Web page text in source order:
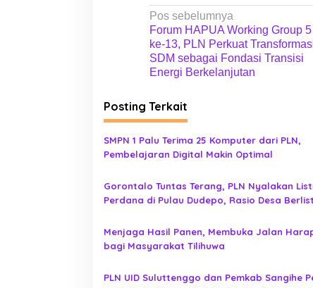
U
p
T
h
e
D
N
a
v
i
g
a
s
i
o
Pos sebelumnya
Forum HAPUA Working Group 5
ke-13, PLN Perkuat
SDM sebagai Fondasi Transisi
Energi Berkelanjutan
Posting Terkait
SMPN 1 Palu Terima 25 Komputer dari PLN,
Pembelajaran Digital Makin Optimal
Gorontalo Tuntas Terang, PLN Nyalakan
Perdana di Pulau Dudepo, Rasio Desa
Menjaga Hasil Panen, Membuka Jalan
bagi Masyarakat Tilihuwa
PLN UID Suluttenggo dan Pemkab Sangihe